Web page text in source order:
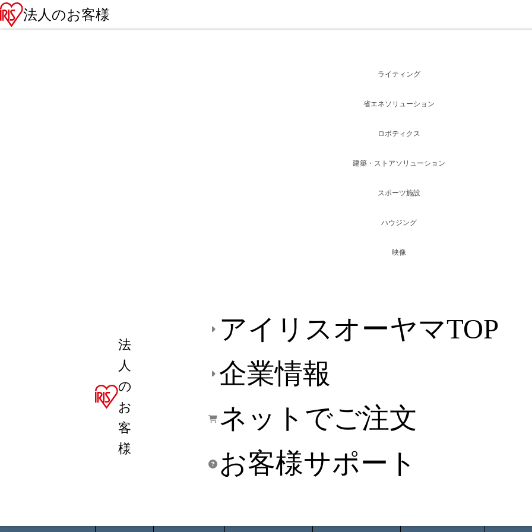
法人のお客様
法
人
の
お
客
様
アイリスオーヤマTOP
企業情報
ネットでご注文
お客様サポート
ライティング
省エネソリューション
ロボティクス
建築・ストアソリューション
スポーツ施設
ハウジング
映像